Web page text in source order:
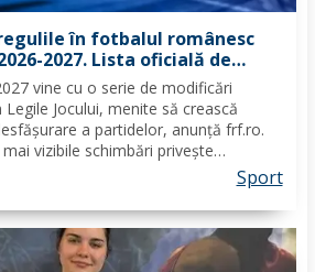
în fotbalul românesc
2027. Lista oficială de
de FRF
vine cu o serie de modificări
Jocului, menite să crească
a partidelor, anunţă frf.ro.
vizibile schimbări priveşte
jucătorii înlocuiţi au la dispoziţie
Sport